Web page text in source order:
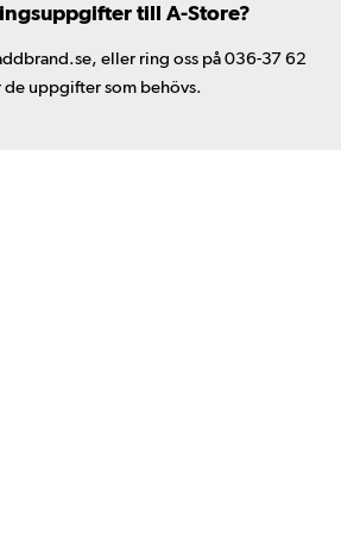
till A-Store?
eller ring oss på 036-37 62
de uppgifter som behövs.